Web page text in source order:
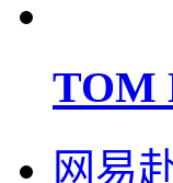
TOM
网易